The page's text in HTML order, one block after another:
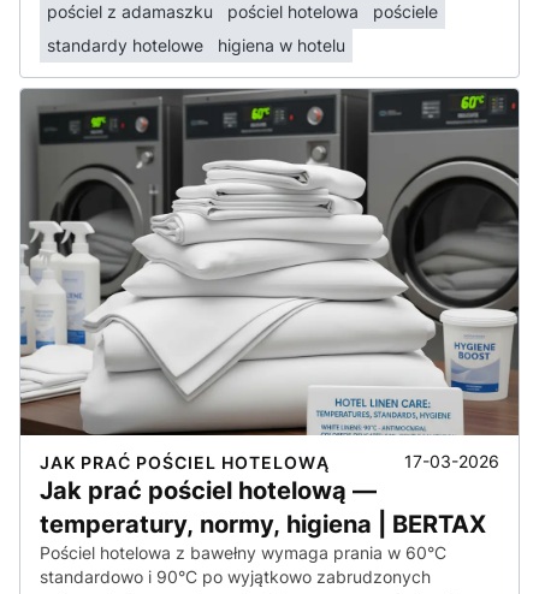
pościel z adamaszku
pościel hotelowa
pościele
standardy hotelowe
higiena w hotelu
JAK PRAĆ POŚCIEL HOTELOWĄ 17-03-2026
Jak prać pościel hotelową —
temperatury, normy, higiena | BERTAX
Pościel hotelowa z bawełny wymaga prania w 60°C
standardowo i 90°C po wyjątkowo zabrudzonych